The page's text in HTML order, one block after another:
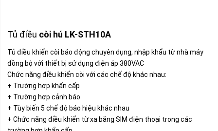
Tủ điều còi hú LK-STH10A
Tủ điều khiển còi báo động chuyên dụng, nhập khẩu từ nhà máy
đồng bộ với thiết bị sử dụng điện áp 380VAC
Chức năng điều khiển còi với các chế độ khác nhau:
+ Trường hợp khẩn cấp
+ Trường hợp cảnh báo
+ Tùy biến 5 chế độ báo hiệu khác nhau
+ Chức năng điều khiển từ xa bằng SIM điện thoại trong các